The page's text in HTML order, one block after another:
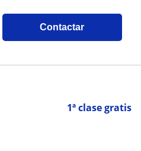
Contactar
1ª clase gratis